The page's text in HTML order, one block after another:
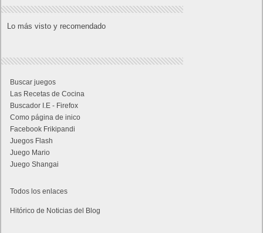
Lo más visto y recomendado
Buscar juegos
Las Recetas de Cocina
Buscador I.E - Firefox
Como página de inico
Facebook Frikipandi
Juegos Flash
Juego Mario
Juego Shangai
Todos los enlaces
Hitórico de Noticias del Blog